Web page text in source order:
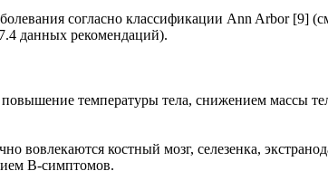
согласно классификации Ann Arbor [9]
данных рекомендаций).
температуры тела, снижением массы
костный мозг, селезенка,
В-симптомов.